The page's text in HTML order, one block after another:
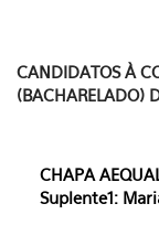
CANDIDATOS À
(BACHARELADO)
CHAPA
Suplente1: